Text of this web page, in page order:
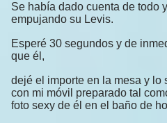
Se había dado cuenta de todo
empujando su Levis.
Esperé 30 segundos y de
que él,
dejé el importe en la mesa y lo
con mi móvil preparado tal
foto sexy de él en el baño de